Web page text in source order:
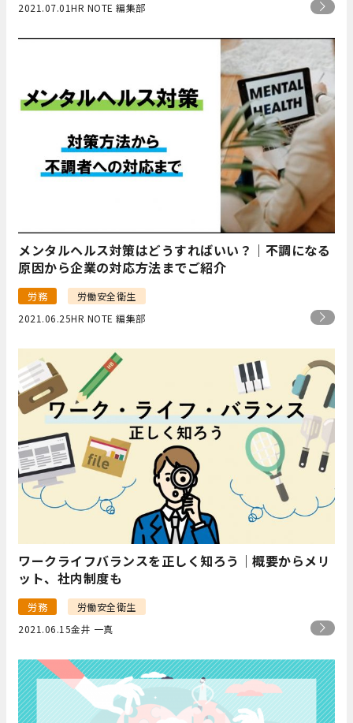
2021.07.01HR NOTE 編集部
メンタルヘルス対策はどうすればいい？｜不調になる
原因から企業の対応方法までご紹介
労務
労働安全衛生
2021.06.25HR NOTE 編集部
ワークライフバランスを正しく知ろう｜概要からメリ
ット、社内制度も
労務
労働安全衛生
2021.06.15金井 一真